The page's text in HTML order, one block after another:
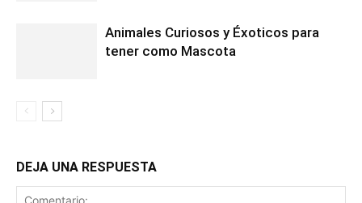
Animales Curiosos y Éxoticos para
tener como Mascota
DEJA UNA RESPUESTA